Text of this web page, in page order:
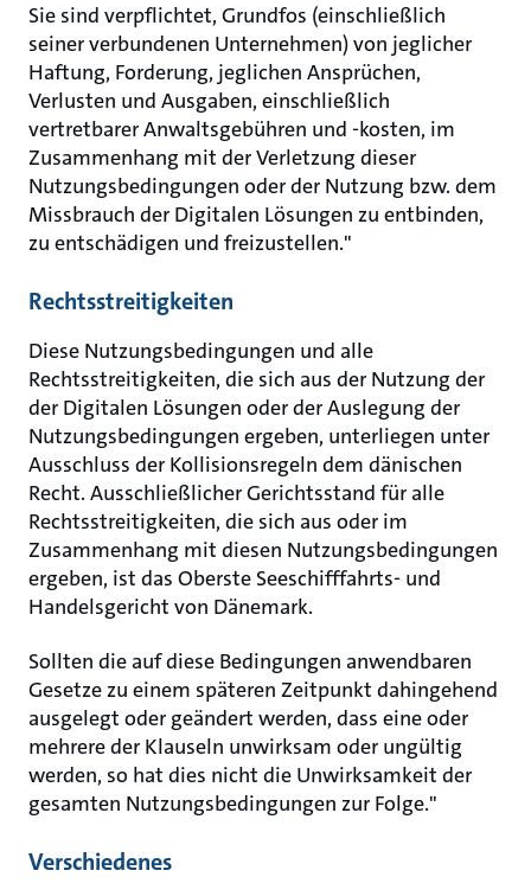
Sie sind verpflichtet, Grundfos (einschließlich
seiner verbundenen Unternehmen) von jeglicher
Haftung, Forderung, jeglichen Ansprüchen,
Verlusten und Ausgaben, einschließlich
vertretbarer Anwaltsgebühren und -kosten, im
Zusammenhang mit der Verletzung dieser
Nutzungsbedingungen oder der Nutzung bzw. dem
Missbrauch der Digitalen Lösungen zu entbinden,
zu entschädigen und freizustellen."
Rechtsstreitigkeiten
Diese Nutzungsbedingungen und alle
Rechtsstreitigkeiten, die sich aus der Nutzung der
der Digitalen Lösungen oder der Auslegung der
Nutzungsbedingungen ergeben, unterliegen unter
Ausschluss der Kollisionsregeln dem dänischen
Recht. Ausschließlicher Gerichtsstand für alle
Rechtsstreitigkeiten, die sich aus oder im
Zusammenhang mit diesen Nutzungsbedingungen
ergeben, ist das Oberste Seeschifffahrts- und
Handelsgericht von Dänemark.
Sollten die auf diese Bedingungen anwendbaren
Gesetze zu einem späteren Zeitpunkt dahingehend
ausgelegt oder geändert werden, dass eine oder
mehrere der Klauseln unwirksam oder ungültig
werden, so hat dies nicht die Unwirksamkeit der
gesamten Nutzungsbedingungen zur Folge."
Verschiedenes